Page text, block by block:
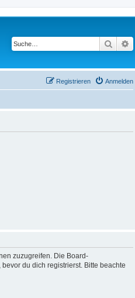
Suche
Anmelden
Registrieren
zuzugreifen. Die Board-
du dich registrierst. Bitte beachte